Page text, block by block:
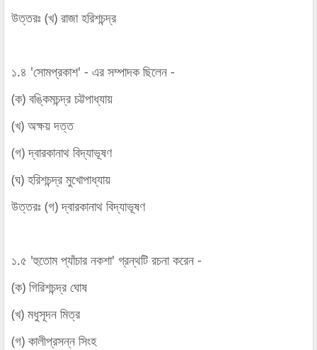
উত্তরঃ (খ) রাজা হরিশচন্দ্র
১.৪ 'সোমপ্রকাশ' - এর সম্পাদক ছিলেন -
(ক) বঙ্কিমচন্দ্র চট্টপাধ্যায়
(খ) অক্ষয় দত্ত
(গ) দ্বারকানাথ বিদ্যাভূষণ
(ঘ) হরিশচন্দ্র মুখোপাধ্যায়
উত্তরঃ (গ) দ্বারকানাথ বিদ্যাভূষণ
১.৫ 'হুতোম প্যাঁচার নকশা' গ্রন্থটি রচনা করেন -
(ক) গিরিশচন্দ্র ঘোষ
(খ) মধুসূদন মিত্র
(গ) কালীপ্রসন্ন সিংহ